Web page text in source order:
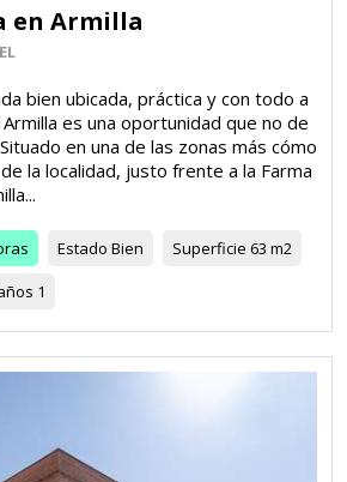
en Armilla
bien ubicada, práctica y con todo a
es una oportunidad que no de
en una de las zonas más cómo
la localidad, justo frente a la Farma
Estado Bien Superficie 63 m2
1